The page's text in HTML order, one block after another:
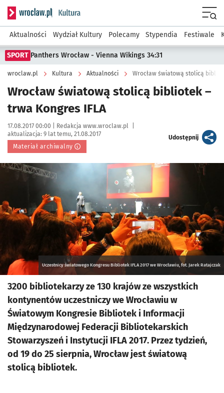
Serwis informacyjny wroclaw.pl podserwis: Kultura
Aktualności Wydział Kultury Polecamy Stypendia Festiwale
SPORT Panthers Wrocław - Vienna Wikings 34:31
wroclaw.pl Kultura Aktualności Wrocław światową stolicą
Wrocław światową stolicą bibliotek –
trwa Kongres IFLA
Data publikacji:
17.08.2017 00:00 | Autor:
Redakcja www.wroclaw.pl
aktualizacja: 9 lat temu, 21.08.2017
Materiał archiwalny
Udostępnijartykuł
Kliknij, aby powiększyć
Uczestnicy światowego Kongresu Bibliotek IFLA 2017 we Wrocławiu, fot. Jarek Ratajczak
3200 bibliotekarzy ze 130 krajów ze wszystkich
kontynentów uczestniczy we Wrocławiu w
Światowym Kongresie Bibliotek i Informacji
Międzynarodowej Federacji Bibliotekarskich
Stowarzyszeń i Instytucji IFLA 2017. Przez tydzień,
od 19 do 25 sierpnia, Wrocław jest światową
stolicą bibliotek.